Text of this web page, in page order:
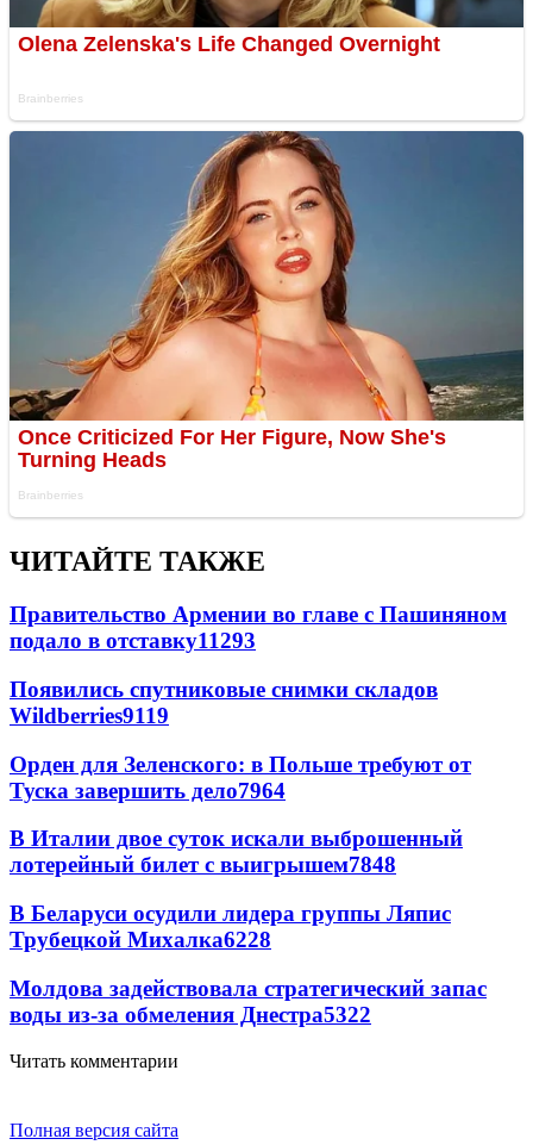
ЧИТАЙТЕ ТАКЖЕ
Правительство Армении во главе с Пашиняном
подало в отставку11293
Появились спутниковые снимки складов
Wildberries9119
Орден для Зеленского: в Польше требуют от
Туска завершить дело7964
В Италии двое суток искали выброшенный
лотерейный билет с выигрышем7848
В Беларуси осудили лидера группы Ляпис
Трубецкой Михалка6228
Молдова задействовала стратегический запас
воды из-за обмеления Днестра5322
Читать комментарии
Полная версия сайта